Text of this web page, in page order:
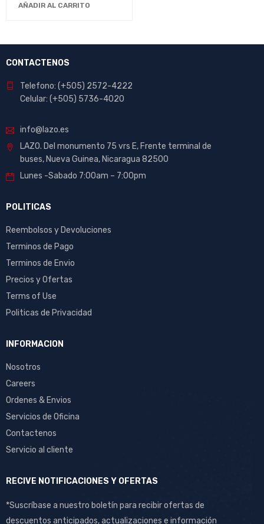
AÑADIR AL CARRITO
CONTACTENOS
Telefono: (+505) 2572-4222
Celular: (+505) 5736-4020
info@lazo.es
LAZO. Del monumento 75 vrs E, Frente terminal de
buses, Nueva Guinea, Nicaragua 82500
Lunes -Sabado 7:00am – 7:00pm
POLITICAS
Reembolsos y Devoluciones
Terminos de Pago
Terminos de Envio
Precios y Ofertas
Terms of Use
Politicas de Privacidad
INFORMACION
Nosotros
Careers
Ordenes & Envios
Servicios de Oficina
Contactenos
Servicio al cliente
RECIVE NOTIFICACIONES Y OFERTAS
*Suscríbase a nuestro boletín para recibir ofertas de
descuentos anticipados, actualizaciones e información